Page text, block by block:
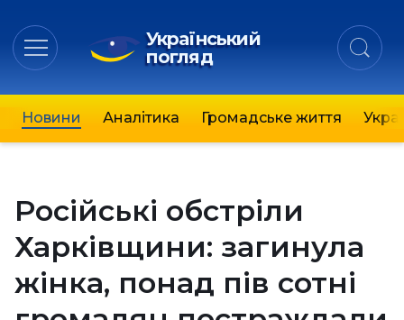
Український
погляд
Новини Аналітика Громадське життя
Російські обстріли
Харківщини: загинула
жінка, понад пів сотні